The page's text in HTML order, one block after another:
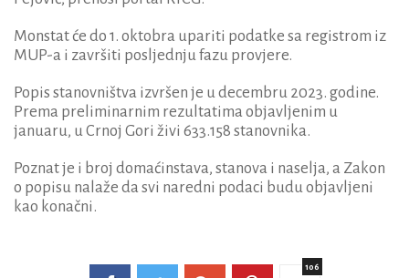
Monstat će do 1. oktobra upariti podatke sa registrom iz
MUP-a i završiti posljednju fazu provjere.
Popis stanovništva izvršen je u decembru 2023. godine.
Prema preliminarnim rezultatima objavljenim u
januaru, u Crnoj Gori živi 633.158 stanovnika.
Poznat je i broj domaćinstava, stanova i naselja, a Zakon
o popisu nalaže da svi naredni podaci budu objavljeni
kao konačni.
106